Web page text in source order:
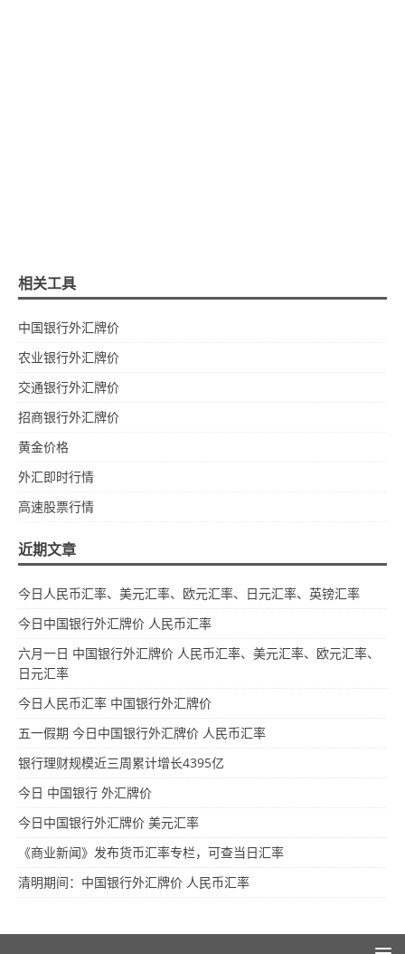
相关工具
中国银行外汇牌价
农业银行外汇牌价
交通银行外汇牌价
招商银行外汇牌价
黄金价格
外汇即时行情
高速股票行情
近期文章
今日人民币汇率、美元汇率、欧元汇率、日元汇率、英镑汇率
今日中国银行外汇牌价 人民币汇率
六月一日 中国银行外汇牌价 人民币汇率、美元汇率、欧元汇率、
日元汇率
今日人民币汇率 中国银行外汇牌价
五一假期 今日中国银行外汇牌价 人民币汇率
银行理财规模近三周累计增长4395亿
今日 中国银行 外汇牌价
今日中国银行外汇牌价 美元汇率
《商业新闻》发布货币汇率专栏，可查当日汇率
清明期间：中国银行外汇牌价 人民币汇率